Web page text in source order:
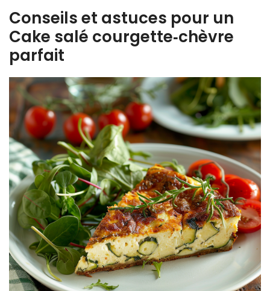
Conseils et astuces pour un
Cake salé courgette‑chèvre
parfait